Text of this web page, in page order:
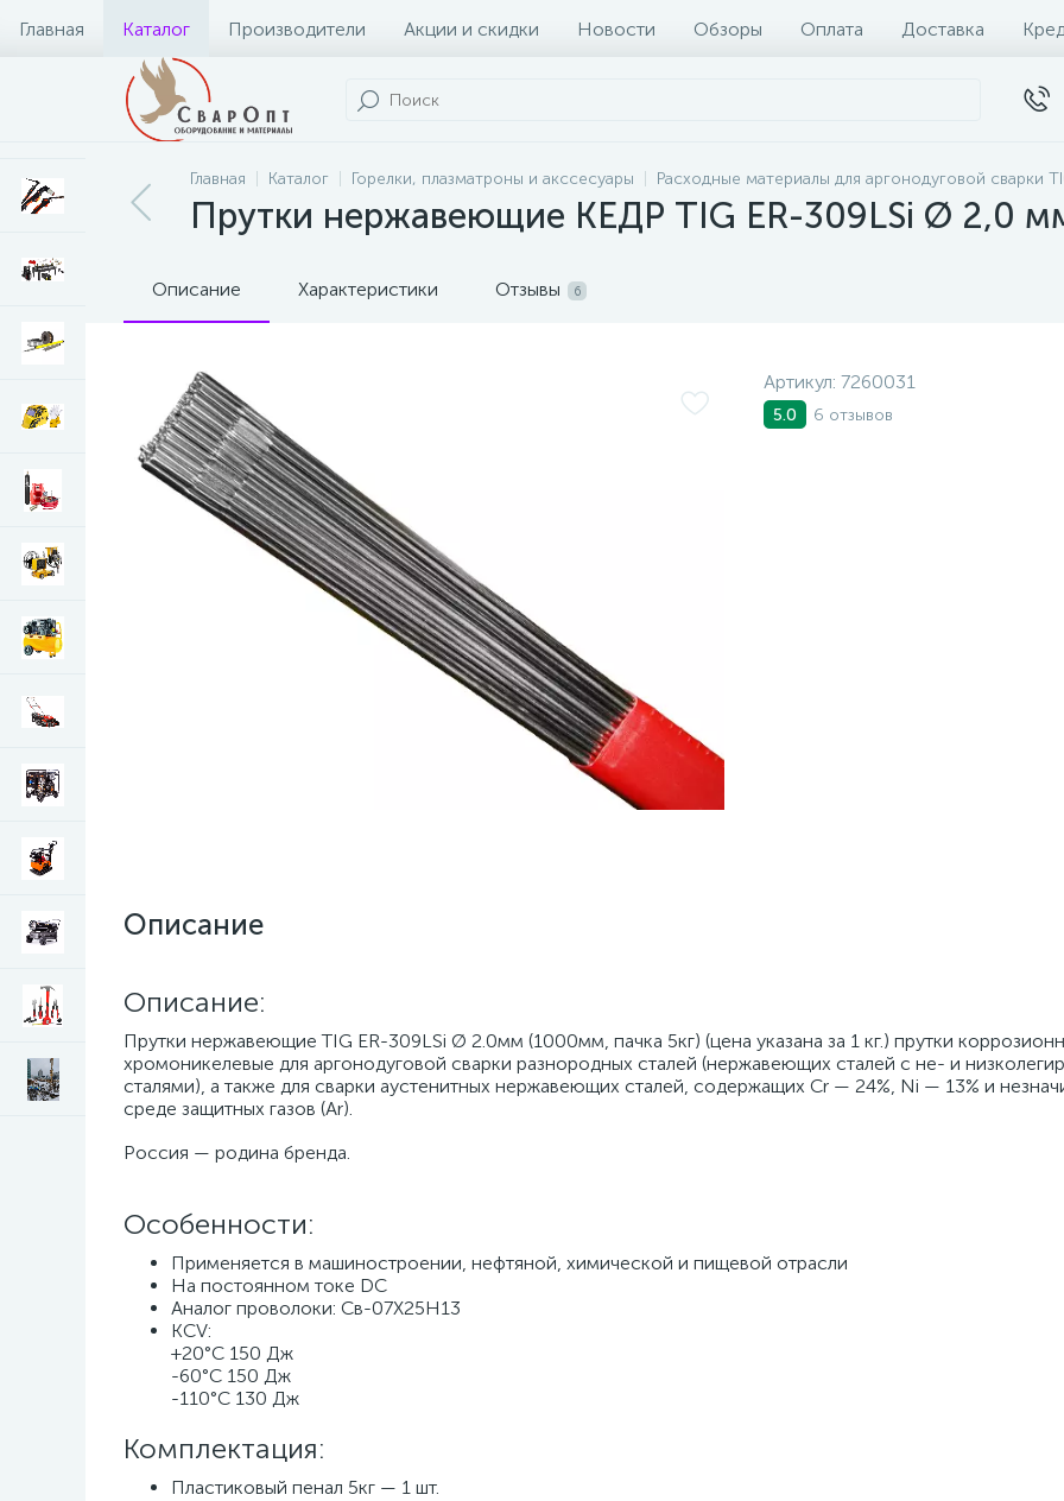
Главная Каталог Производители Акции и скидки Новости Обзоры Оплата Доставка
Главная Каталог Горелки, плазматроны и акссесуары Расходные материалы для аргонодуговой сварки
Прутки нержавеющие КЕДР TIG ER-309LSi Ø 2,0
Описание Характеристики Отзывы 6
Артикул: 7260031
5.0 6 отзывов
Описание
Описание:
Прутки нержавеющие TIG ER-309LSi Ø 2.0мм (1000мм, пачка 5кг) (цена указана за 1 кг.) прутки
хромоникелевые для аргонодуговой сварки разнородных сталей (нержавеющих сталей c не- и
сталями), а также для сварки аустенитных нержавеющих сталей, содержащих Cr — 24%, Ni — 13% и
среде защитных газов (Ar).
Россия — родина бренда.
Особенности:
Применяется в машиностроении, нефтяной, химической и пищевой отрасли
На постоянном токе DC
Аналог проволоки: Св-07Х25Н13
КCV:
+20°С 150 Дж
-60°С 150 Дж
-110°С 130 Дж
Комплектация:
Пластиковый пенал 5кг — 1 шт.